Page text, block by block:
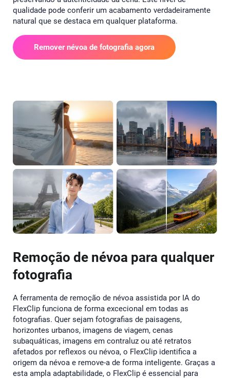
qualidade pode conferir um acabamento verdadeiramente
natural que se destaca em qualquer plataforma.
Remover névoa de fotografia agora
Remoção de névoa para qualquer
fotografia
A ferramenta de remoção de névoa assistida por IA do
FlexClip funciona de forma excecional em todas as
fotografias. Quer sejam fotografias de paisagens,
horizontes urbanos, imagens de viagem, cenas
subaquáticas, imagens em contraluz ou até retratos
afetados por reflexos ou névoa, o FlexClip identifica a
origem da névoa e remove-a de forma inteligente. Graças a
esta ampla adaptabilidade, o FlexClip é essencial para